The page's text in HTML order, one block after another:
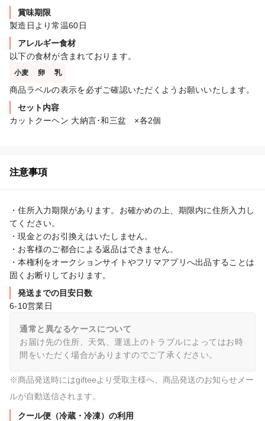
賞味期限
製造日より常温60日
アレルギー食材
以下の食材が含まれております。
小麦 卵 乳
商品ラベルの表示を必ずご確認いただくようお願いいたします。
セット内容
カットクーヘン 大納言･和三盆　×各2個
注意事項
・住所入力期限があります。お確かめの上、期限内に住所入力し
てください。
・現金とのお引換えはいたしません。
・お客様のご都合による返品はできません。
・本権利をオークションサイトやフリマアプリへ出品することは
固くお断りしております。
発送までの目安日数
6-10営業日
通常と異なるケースについて
お届け先の住所、天気、運送上のトラブルによってはお時
間をいただく場合がありますのでご了承ください。
※商品発送時にはgifteeより受取主様へ、商品発送のお知らせメー
ルが自動送信されます。
クール便（冷蔵・冷凍）の利用